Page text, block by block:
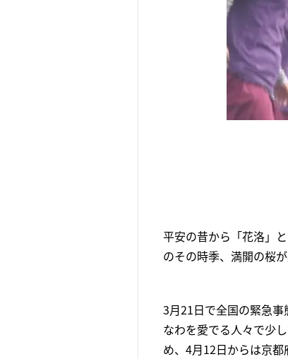
平安の昔から「花洛」
のその時季、満開の桜
3月21日で全国の緊急
なわを愛でる人々で少
め、4月12日からは京